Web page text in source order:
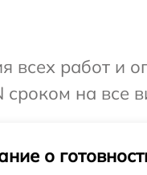
всех работ и
сроком на все
о